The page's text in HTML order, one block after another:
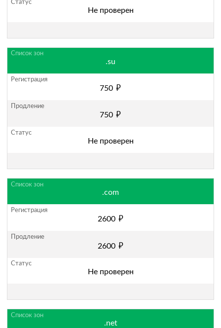
Не проверен
.su
750 руб.
750 руб.
Не проверен
.com
2600 руб.
2600 руб.
Не проверен
.net